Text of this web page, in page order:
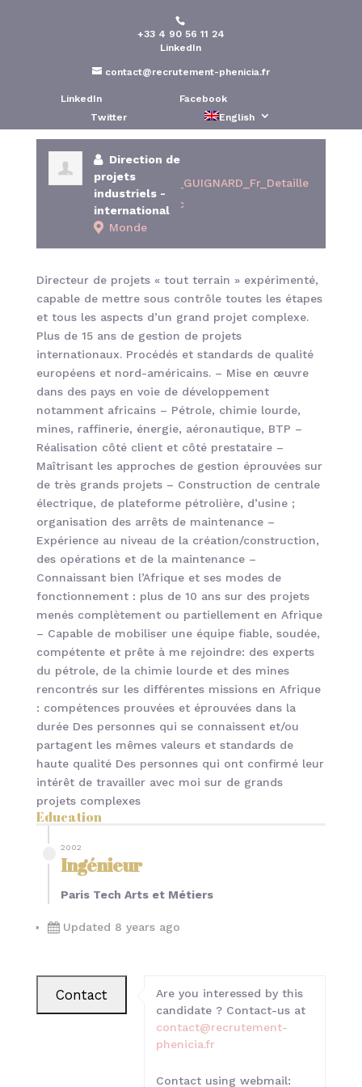
+33 4 90 56 11 24
LinkedIn
contact@recrutement-phenicia.fr
LinkedIn
Facebook
Twitter
English
GUIGNARD
CV_Nicolas_GUIGNARD_Fr_Detaille
-2018-11.doc
Direction de
projets
industriels -
international
Monde
Directeur de projets « tout terrain » expérimenté,
capable de mettre sous contrôle toutes les étapes
et tous les aspects d’un grand projet complexe.
Plus de 15 ans de gestion de projets
internationaux. Procédés et standards de qualité
européens et nord-américains. – Mise en œuvre
dans des pays en voie de développement
notamment africains – Pétrole, chimie lourde,
mines, raffinerie, énergie, aéronautique, BTP –
Réalisation côté client et côté prestataire –
Maîtrisant les approches de gestion éprouvées sur
de très grands projets – Construction de centrale
électrique, de plateforme pétrolière, d’usine ;
organisation des arrêts de maintenance –
Expérience au niveau de la création/construction,
des opérations et de la maintenance –
Connaissant bien l’Afrique et ses modes de
fonctionnement : plus de 10 ans sur des projets
menés complètement ou partiellement en Afrique
– Capable de mobiliser une équipe fiable, soudée,
compétente et prête à me rejoindre: des experts
du pétrole, de la chimie lourde et des mines
rencontrés sur les différentes missions en Afrique
: compétences prouvées et éprouvées dans la
durée Des personnes qui se connaissent et/ou
partagent les mêmes valeurs et standards de
haute qualité Des personnes qui ont confirmé leur
intérêt de travailler avec moi sur de grands
projets complexes
Education
2002
Ingénieur
Paris Tech Arts et Métiers
Updated 8 years ago
Are you interessed by this
candidate ? Contact-us at
contact@recrutement-
phenicia.fr
Contact using webmail: